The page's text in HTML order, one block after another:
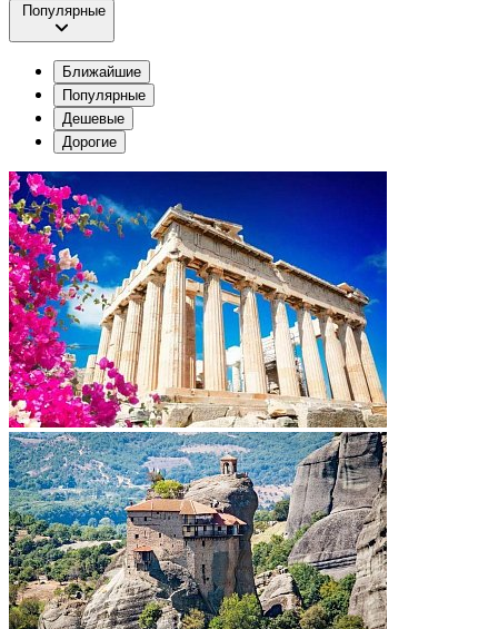
Популярные
Ближайшие
Популярные
Дешевые
Дорогие